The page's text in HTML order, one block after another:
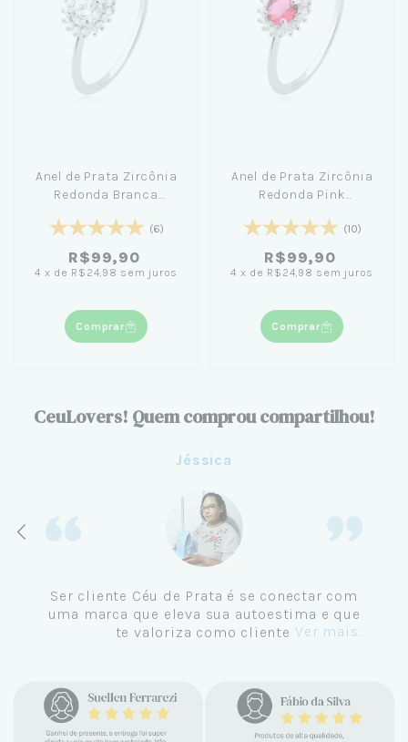
Anel de Prata Zircônia
Redonda Branca
(6)
R$99,90
4 x de R$24,98 sem juros
Comprar
Anel de Prata Zircônia
Redonda Pink
(10)
R$99,90
4 x de R$24,98 sem juros
Comprar
CeuLovers! Quem comprou compartilhou!
Jéssica
Ser cliente Céu de Prata é se conectar com
uma marca que eleva sua autoestima e que
te valoriza como cliente. Ver mais...